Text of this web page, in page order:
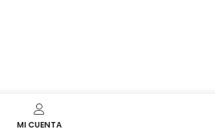
MI CUENTA